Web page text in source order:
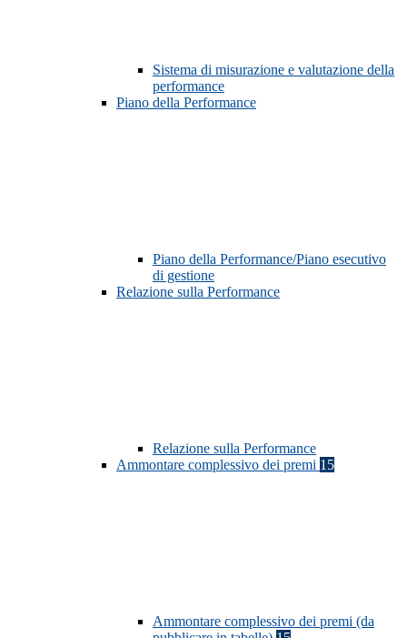
Sistema di misurazione e valutazione della
performance
Piano della Performance
Piano della Performance/Piano esecutivo
di gestione
Relazione sulla Performance
Relazione sulla Performance
Ammontare complessivo dei premi 15
Ammontare complessivo dei premi (da